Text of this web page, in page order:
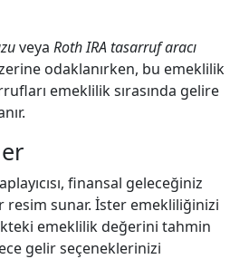
veya Roth IRA tasarruf aracı
odaklanırken, bu emeklilik
emeklilik sırasında gelire
finansal geleceğiniz
resim sunar. İster emekliliğinizi
emeklilik değerini tahmin
gelir seçeneklerinizi